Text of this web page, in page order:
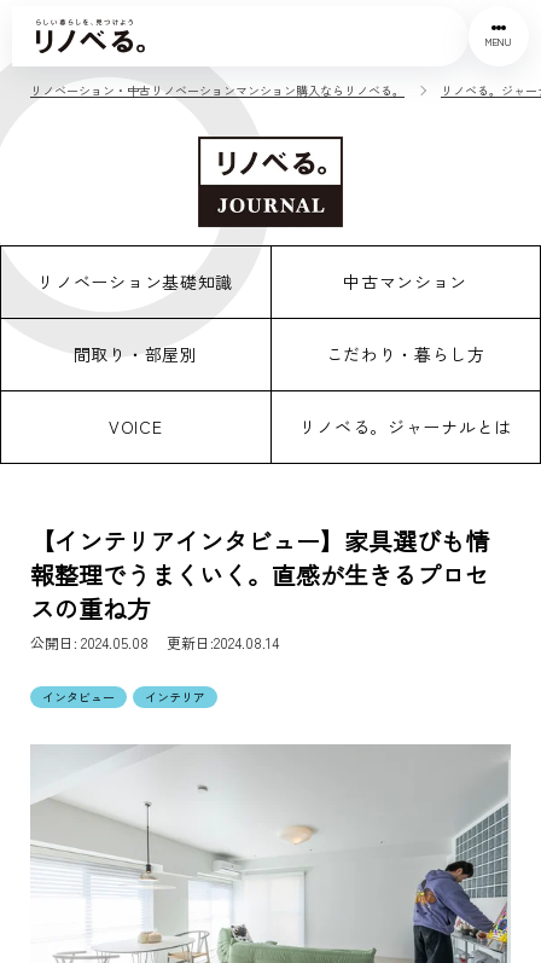
MENU
リノベーション・中古リノベーションマンション購入ならリノベる。 リノベる。ジャ
リノベーション基礎知識 中古マンション
間取り・部屋別 こだわり・暮らし方
VOICE リノベる。ジャーナルとは
【インテリアインタビュー】家具選びも情
報整理でうまくいく。直感が生きるプロセ
スの重ね方
公開日: 2024.05.08 更新日:2024.08.14
インタビュー インテリア